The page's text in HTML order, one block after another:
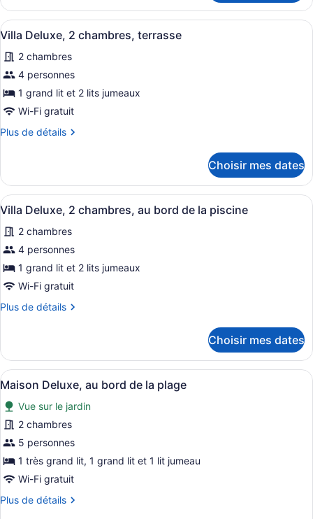
Affaires,
terrasse
Villa
Affaires,
terrasse
Afficher
toutes
les
photos
pour
ce
de
Deluxe,
2
chambres,
terrasse
Un balcon avec une table et des
12
Villa Deluxe, 2 chambres, terrasse
2 chambres
4 personnes
1 grand lit et 2 lits jumeaux
Wi-Fi gratuit
Plus de détails
Plus
Villa
Deluxe,
2
terrasse
Choisir mes dates
Afficher
toutes
les
photos
pour
ce
de
Deluxe,
2
chambres,
au
bord
de
la
piscine
Une chambre à coucher avec un
6
Villa Deluxe, 2 chambres, au bord de la piscine
2 chambres
4 personnes
1 grand lit et 2 lits jumeaux
Wi-Fi gratuit
Plus de détails
Plus
Villa
Deluxe,
2
au
bord
de
la
piscine
Choisir mes dates
Afficher
toutes
les
photos
pour
ce
type
chambre :
Un salon moderne avec un
8
Maison Deluxe, au bord de la plage
Vue sur le jardin
2 chambres
5 personnes
1 très grand lit, 1 grand lit et 1 lit jumeau
Wi-Fi gratuit
Plus de détails
Plus